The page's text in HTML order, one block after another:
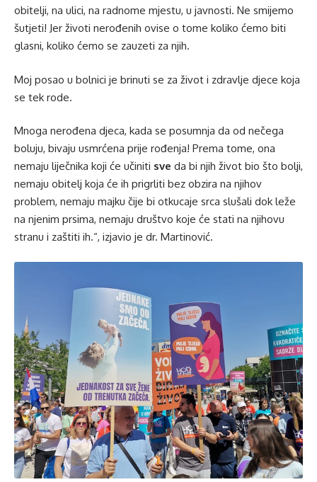
obitelji, na ulici, na radnome mjestu, u javnosti. Ne smijemo
šutjeti! Jer životi nerođenih ovise o tome koliko ćemo biti
glasni, koliko ćemo se zauzeti za njih.
Moj posao u bolnici je brinuti se za život i zdravlje djece koja
se tek rode.
Mnoga nerođena djeca, kada se posumnja da od nečega
boluju, bivaju usmrćena prije rođenja! Prema tome, ona
nemaju liječnika koji će učiniti sve da bi njih život bio što bolji,
nemaju obitelj koja će ih prigrliti bez obzira na njihov
problem, nemaju majku čije bi otkucaje srca slušali dok leže
na njenim prsima, nemaju društvo koje će stati na njihovu
stranu i zaštiti ih.“, izjavio je dr. Martinović.